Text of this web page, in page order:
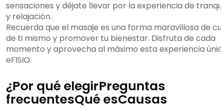
sensaciones y déjate llevar por la experiencia de
y relajación.
Recuerda que el masaje es una forma maravillosa de
de ti mismo y promover tu bienestar. Disfruta de cada
momento y aprovecha al máximo esta experiencia
eFISIO.
¿Por qué elegirPreguntas
frecuentesQué esCausas